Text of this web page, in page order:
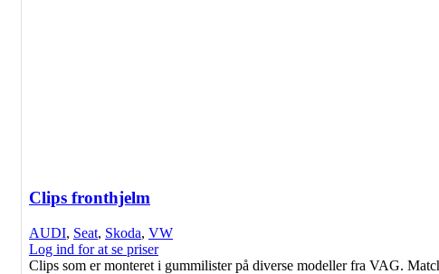
Clips fronthjelm
AUDI, Seat, Skoda, VW
Log ind for at se priser
Clips som er monteret i gummilister på diverse modeller fra VAG.